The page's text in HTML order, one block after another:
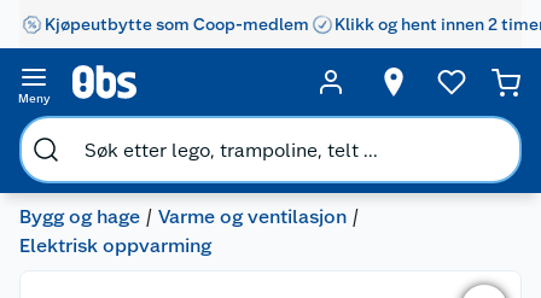
Kjøpeutbytte som Coop-medlem Klikk og hent innen 2
Meny
Bygg og hage
Varme og ventilasjon
Elektrisk oppvarming